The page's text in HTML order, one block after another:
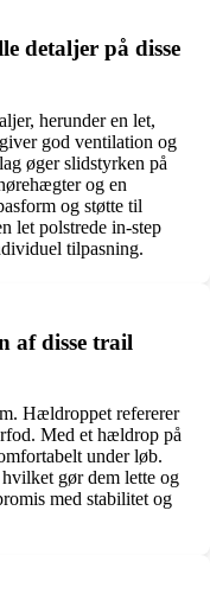
detaljer på disse
herunder en let,
god ventilation og
øger slidstyrken på
og en
og støtte til
let polstrede in-step
tilpasning.
af disse trail
Hældroppet refererer
Med et hældrop på
under løb.
gør dem lette og
med stabilitet og